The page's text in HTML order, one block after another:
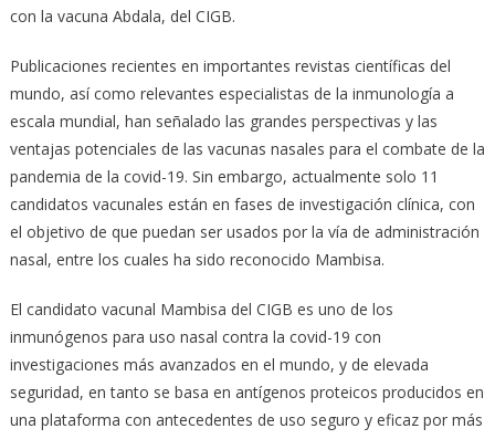
con la vacuna Abdala, del CIGB.
Publicaciones recientes en importantes revistas científicas del
mundo, así como relevantes especialistas de la inmunología a
escala mundial, han señalado las grandes perspectivas y las
ventajas potenciales de las vacunas nasales para el combate de la
pandemia de la covid-19. Sin embargo, actualmente solo 11
candidatos vacunales están en fases de investigación clínica, con
el objetivo de que puedan ser usados por la vía de administración
nasal, entre los cuales ha sido reconocido Mambisa.
El candidato vacunal Mambisa del CIGB es uno de los
inmunógenos para uso nasal contra la covid-19 con
investigaciones más avanzados en el mundo, y de elevada
seguridad, en tanto se basa en antígenos proteicos producidos en
una plataforma con antecedentes de uso seguro y eficaz por más